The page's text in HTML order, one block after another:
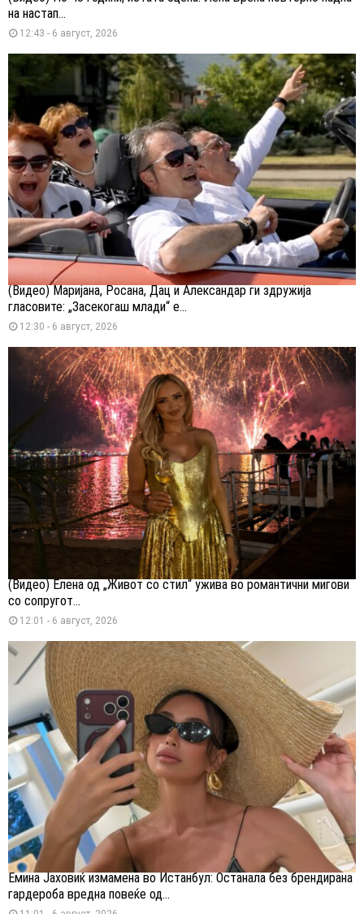
на настап...
12:43 - 6 август, 2026
(Видео) Маријана, Росана, Дац и Александар ги здружија
гласовите: „Засекогаш млади“ е...
12:30 - 6 август, 2026
(Видео) Елена од „Живот со стил“ ужива во романтични мигови
со сопругот...
12:01 - 6 август, 2026
Емина Јаховиќ измамена во Истанбул: Останала без брендирана
гардероба вредна повеќе од...